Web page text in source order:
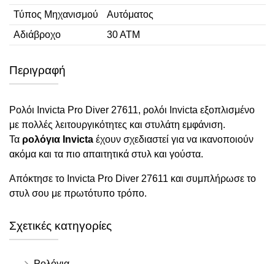
Τύπος Μηχανισμού
Αυτόματος
Αδιάβροχο
30 ΑΤΜ
Περιγραφή
Ρολόι Invicta Pro Diver 27611, ρολόι Invicta εξοπλισμένο
με πολλές λειτουργικότητες και στυλάτη εμφάνιση.
Τα ρολόγια Invicta έχουν σχεδιαστεί για να ικανοποιούν
ακόμα και τα πιο απαιτητικά στυλ και γούστα.
Απόκτησε το Invicta Pro Diver 27611 και συμπλήρωσε το
στυλ σου με πρωτότυπο τρόπο.
Σχετικές κατηγορίες